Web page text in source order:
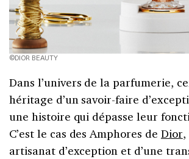
©DIOR BEAUTY
Dans l’univers de la parfumerie,
héritage d’un savoir-faire
une histoire qui dépasse leur
C’est le cas des Amphores de Dior,
artisanat d’exception et d’une